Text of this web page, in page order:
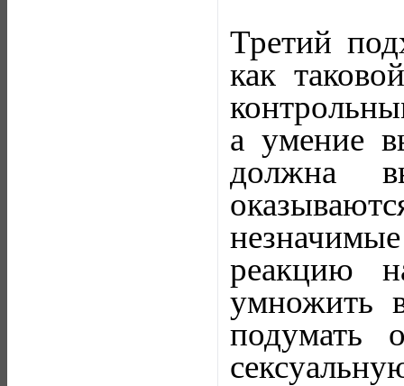
Третий
как
а умение
должна
реакцию
умножить
подумать